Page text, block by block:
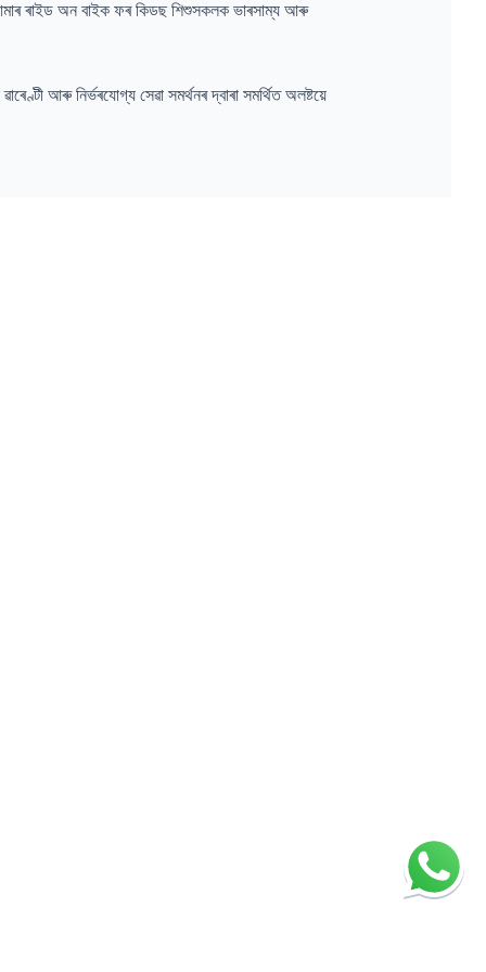
আমাৰ ৰাইড অন বাইক ফৰ কিডছ শিশুসকলক ভাৰসাম্য আৰু
আৰু নিৰ্ভৰযোগ্য সেৱা সমৰ্থনৰ দ্বাৰা সমৰ্থিত অলষ্টয়ে